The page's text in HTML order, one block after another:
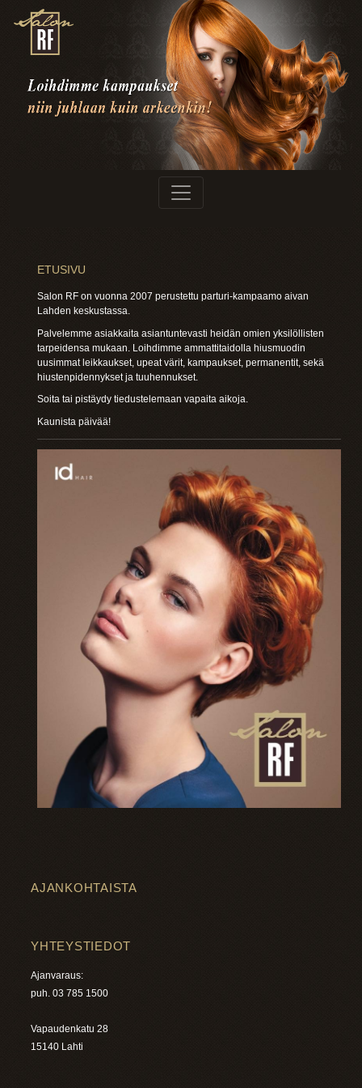
ETUSIVU
Salon RF on vuonna 2007 perustettu parturi-kampaamo aivan
Lahden keskustassa.
Palvelemme asiakkaita asiantuntevasti heidän omien yksilöllisten
tarpeidensa mukaan. Loihdimme ammattitaidolla hiusmuodin
uusimmat leikkaukset, upeat värit, kampaukset, permanentit, sekä
hiustenpidennykset ja tuuhennukset.
Soita tai pistäydy tiedustelemaan vapaita aikoja.
Kaunista päivää!
AJANKOHTAISTA
YHTEYSTIEDOT
Ajanvaraus:
puh. 03 785 1500
Vapaudenkatu 28
15140 Lahti